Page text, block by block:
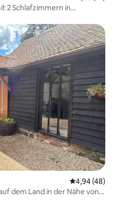
2 Schlafzimmern in
4,94 (48)
dem Land in der Nähe von